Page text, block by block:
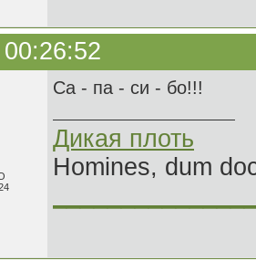
Са - па - си - бо!!!
Дикая плоть
Homines, dum